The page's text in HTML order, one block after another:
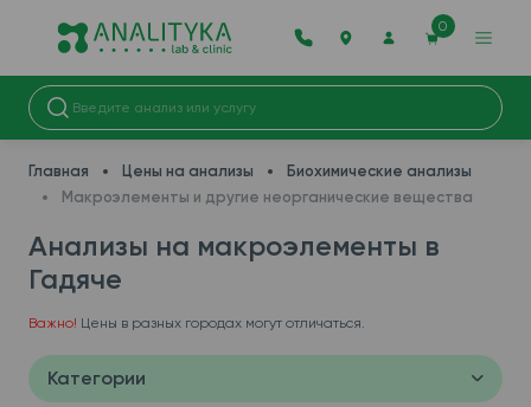
0
Главная Цены на анализы
Биохимические анализы
Макроэлементы и другие неорганические вещества
Анализы на макроэлементы в
Гадяче
Важно! Цены в разных городах могут отличаться.
Категории